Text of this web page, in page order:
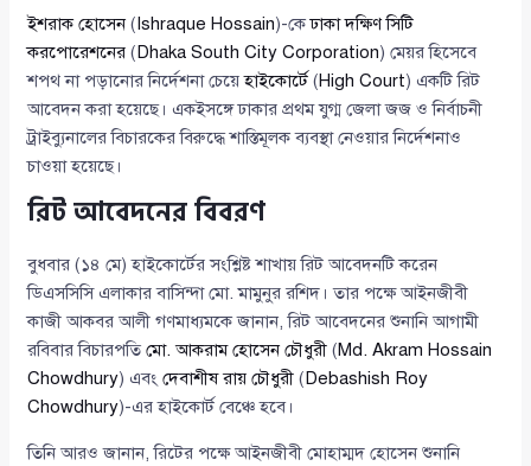
ইশরাক হোসেন( Ishraque Hossain)-কেঢাকা দক্ষিণ সিটি
করপোরেশনের ( Dhaka South City Corporation) মেয়র হিসেবে
শপথ না পড়ানোর নির্দেশনা চেয়েহাইকোর্টে (High Court) একটি রিট
আবেদন করা হয়েছে। একইসঙ্গে ঢাকার প্রথম যুগ্ম জেলা জজ ও নির্বাচনী
ট্রাইব্যুনালের বিচারকের বিরুদ্ধে শাস্তিমূলক ব্যবস্থা নেওয়ার নির্দেশনাও
চাওয়া হয়েছে।
রিট আবেদনের বিবরণ
বুধবার (১৪ মে) হাইকোর্টের সংশ্লিষ্ট শাখায় রিট আবেদনটি করেন
ডিএসসিসি এলাকার বাসিন্দা মো. মামুনুর রশিদ। তার পক্ষে আইনজীবী
কাজী আকবর আলী গণমাধ্যমকে জানান, রিট আবেদনের শুনানি আগামী
রবিবার বিচারপতিমো. আকরাম হোসেন চৌধুরী (Md. Akram Hossain
Chowdhury) এবংদেবাশীষ রায় চৌধুরী ( Debashish Roy
Chowdhury)-এর হাইকোর্ট বেঞ্চে হবে।
তিনি আরও জানান, রিটের পক্ষে আইনজীবী মোহাম্মদ হোসেন শুনানি